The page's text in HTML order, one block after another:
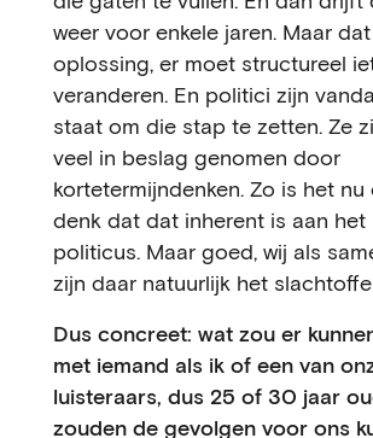
weer voor enkele jaren. Maar
oplossing, er moet structureel
veranderen. En politici zijn
staat om die stap te zetten. Ze
veel in beslag genomen door
kortetermijndenken. Zo is het nu
denk dat dat inherent is aan het
politicus. Maar goed, wij als
zijn daar natuurlijk het
Dus concreet: wat zou er
met iemand als ik of een van
luisteraars, dus 25 of 30 jaar
zouden de gevolgen voor ons